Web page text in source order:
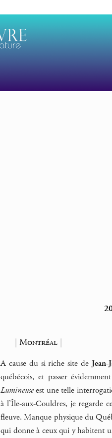
| Montréal|
A cause du si riche site de Jean-
québécois, et passer
Lumineuseest une telle
à l’Île-aux-Couldres, je regarde
fleuve. Manque physique du
qui donne à ceux qui y habitent